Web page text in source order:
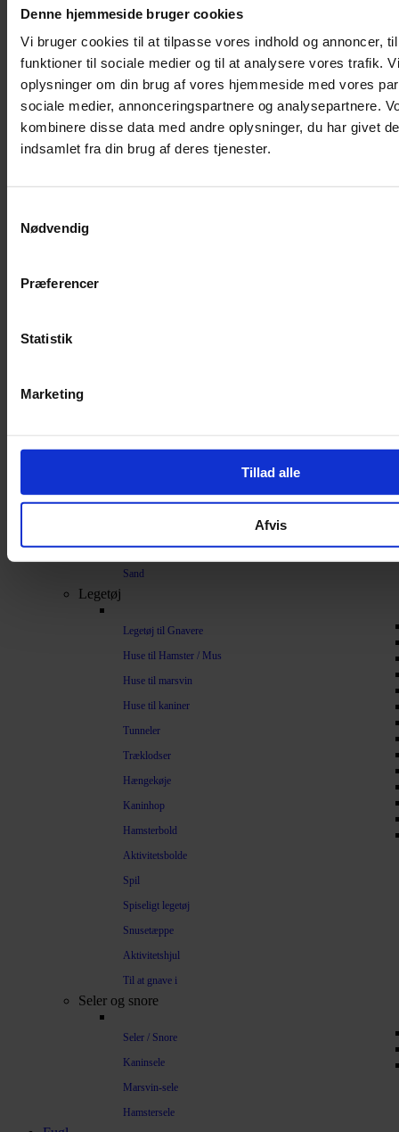
Denne hjemmeside bruger cookies
Vi bruger cookies til at tilpasse vores indhold og annoncer,
funktioner til sociale medier og til at analysere vores trafik.
oplysninger om din brug af vores hjemmeside med vores
sociale medier, annonceringspartnere og analysepartnere.
kombinere disse data med andre oplysninger, du har givet
indsamlet fra din brug af deres tjenester.
Nødvendig
Præferencer
Statistik
Marketing
Tillad alle
Afvis
Kaninbur
Rottebur
Marsvinebur
Løbegård
Overdækning løbegård
Indretning til bure
Bark
Spelt
Vat
Sand
Legetøj
Legetøj til Gnavere
Huse til Hamster / Mus
Huse til marsvin
Huse til kaniner
Tunneler
Træklodser
Hængekøje
Kaninhop
Hamsterbold
Aktivitetsbolde
Spil
Spiseligt legetøj
Snusetæppe
Aktivitetshjul
Til at gnave i
Seler og snore
Seler / Snore
Kaninsele
Marsvin-sele
Hamstersele